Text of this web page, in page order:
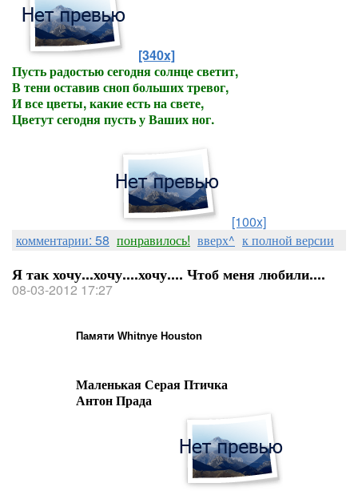
[340x]
Пусть радостью сегодня солнце светит,
В тени оставив сноп больших тревог,
И все цветы, какие есть на свете,
Цветут сегодня пусть у Ваших ног.
[100x]
комментарии: 58 понравилось! вверх^ к полной версии
Я так хочу...хочу....хочу.... Чтоб меня любили....
08-03-2012 17:27
Памяти Whitnye Houston
Маленькая Серая Птичка
Антон Прада